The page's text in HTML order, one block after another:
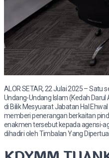
ALOR SETAR, 22 Julai 2025 – Satu
Undang-Undang Islam (Kedah
di Bilik Mesyuarat Jabatan Hal
memberi penerangan berkaitan
enakmen tersebut kepada agensi-
dihadiri oleh Timbalan Yang Dipertua